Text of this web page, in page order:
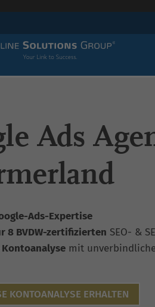
Ads
Ads-Expertise
8 BVDW-zertifizierten SEO- &
mit
KONTOANALYSE ERHALTEN